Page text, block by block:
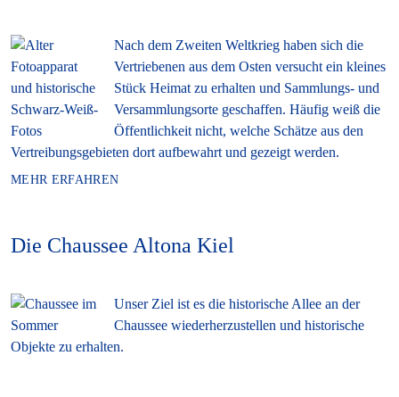
Nach dem Zweiten Weltkrieg haben sich die
Vertriebenen aus dem Osten versucht ein kleines
Stück Heimat zu erhalten und Sammlungs- und
Versammlungsorte geschaffen. Häufig weiß die
Öffentlichkeit nicht, welche Schätze aus den
Vertreibungsgebieten dort aufbewahrt und gezeigt werden.
MEHR ERFAHREN
Die Chaussee Altona Kiel
Unser Ziel ist es die historische Allee an der
Chaussee wiederherzustellen und historische
Objekte zu erhalten.